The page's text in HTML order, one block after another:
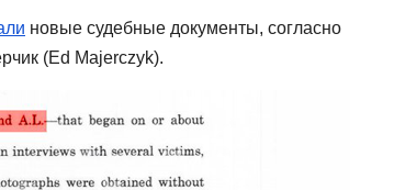
новые судебные документы, согласно
(Ed Majerczyk).